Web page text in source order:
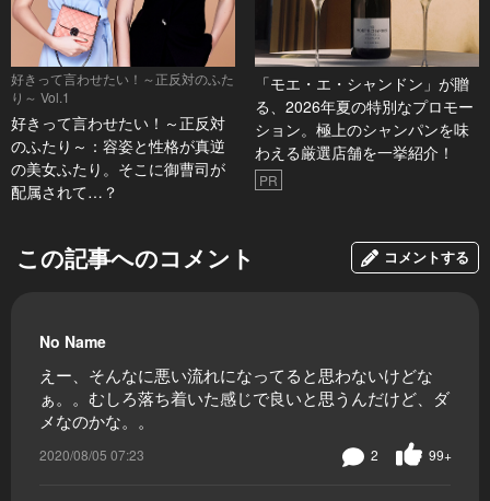
好きって言わせたい！～正反対のふた
り～ Vol.1
好きって言わせたい！～正反対
のふたり～：容姿と性格が真逆
の美女ふたり。そこに御曹司が
配属されて…？
「モエ・エ・シャンドン」が贈
る、2026年夏の特別なプロモー
ション。極上のシャンパンを味
わえる厳選店舗を一挙紹介！
PR
この記事へのコメント コメントする
No Name
えー、そんなに悪い流れになってると思わないけどな
ぁ。。むしろ落ち着いた感じで良いと思うんだけど、ダ
メなのかな。。
2020/08/05 07:23 99+
2